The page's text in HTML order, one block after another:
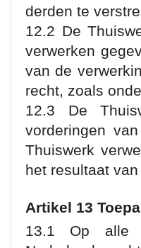
derden te
12.2 De
verwerken
van de
recht, zoals
12.3 De
vorderingen
Thuiswerk
het resultaat
Artikel 13
13.1 Op alle